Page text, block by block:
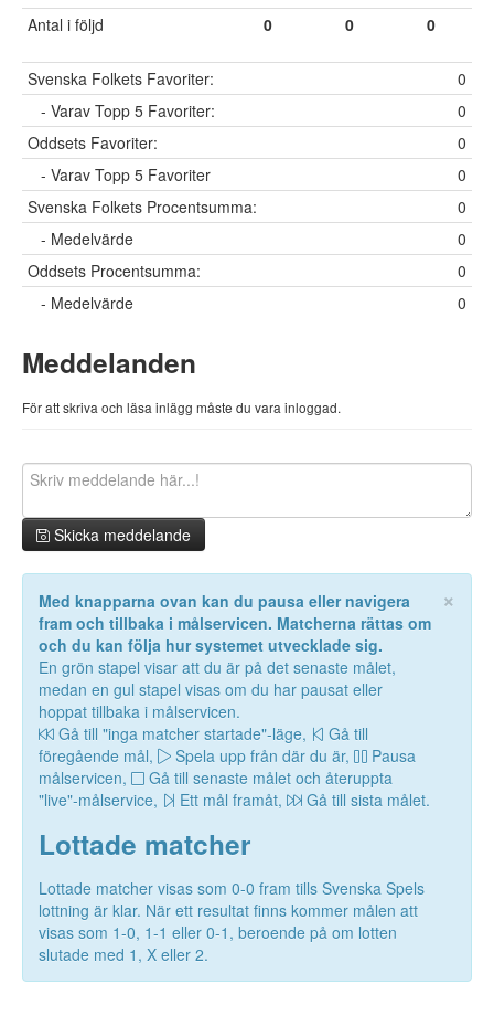
Antal i följd
0 0 0
Svenska Folkets Favoriter:
0
- Varav Topp 5 Favoriter:
0
Oddsets Favoriter:
0
- Varav Topp 5 Favoriter
0
Svenska Folkets Procentsumma:
0
- Medelvärde
0
Oddsets Procentsumma:
0
- Medelvärde
0
Meddelanden
För att skriva och läsa inlägg måste du vara inloggad.
Skicka meddelande
×
Med knapparna ovan kan du pausa eller navigera
fram och tillbaka i målservicen. Matcherna rättas om
och du kan följa hur systemet utvecklade sig.
En grön stapel visar att du är på det senaste målet,
medan en gul stapel visas om du har pausat eller
hoppat tillbaka i målservicen.
Gå till "inga matcher startade"-läge,
Gå till
föregående mål,
Spela upp från där du är,
Pausa
målservicen,
Gå till senaste målet och återuppta
"live"-målservice,
Ett mål framåt, Gå till sista målet.
Lottade matcher
Lottade matcher visas som 0-0 fram tills Svenska Spels
lottning är klar. När ett resultat finns kommer målen att
visas som 1-0, 1-1 eller 0-1, beroende på om lotten
slutade med 1, X eller 2.